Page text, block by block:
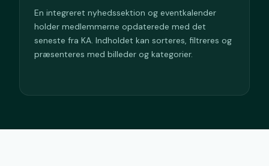
En integreret nyhedssektion og eventkalender
holder medlemmerne opdaterede med det
seneste fra KA. Indholdet kan sorteres, filtreres og
præsenteres med billeder og kategorier.